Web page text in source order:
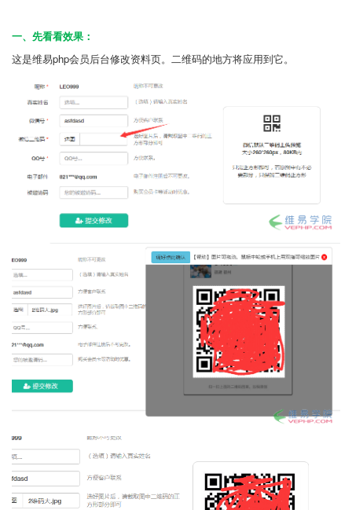
一、先看看效果：
这是维易php会员后台修改资料页。二维码的地方将应用到它。